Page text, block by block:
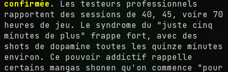
confirmée . Les testeurs professionnels
rapportent des sessions de 40, 45, voire 70
heures de jeu. Le syndrome du "juste cinq
minutes de plus" frappe fort, avec des
shots de dopamine toutes les quinze minutes
environ. Ce pouvoir addictif rappelle
certains mangas shonen qu'on commence "pour